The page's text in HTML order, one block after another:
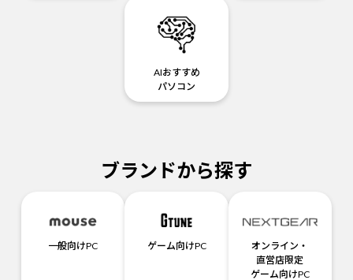
AIおすすめ
パソコン
ブランドから探す
一般向けPC ゲーム向けPC
オンライン・
直営店限定
ゲーム向けPC